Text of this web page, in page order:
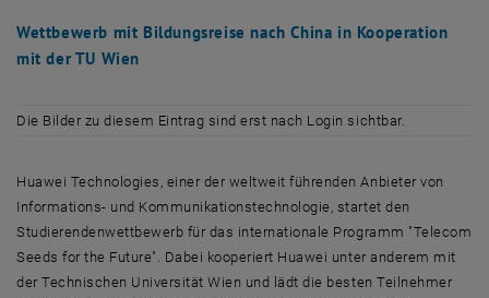
Wettbewerb mit Bildungsreise nach China in Kooperation
mit der TU Wien
Die Bilder zu diesem Eintrag sind erst nach Login sichtbar.
Huawei Technologies, einer der weltweit führenden Anbieter von
Informations- und Kommunikationstechnologie, startet den
Studierendenwettbewerb für das internationale Programm "Telecom
Seeds for the Future". Dabei kooperiert Huawei unter anderem mit
der Technischen Universität Wien und lädt die besten Teilnehmer